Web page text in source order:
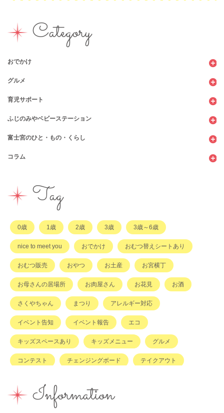
Category
おでかけ
観光
ショッピング
図書館
公園
遊び
習い事
グルメ
カフェ・レストラン
パン
スウィーツ
お弁当・お惣菜
育児サポート
子育てサロン
支援センター
幼稚園・保育園・こども園
ふじのみやベビーステーション
コンビニ
公共施設
富士宮のひと・もの・くらし
行政サービス
ひと
その他
コラム
子育てコラムTag
0歳 1歳 2歳 3歳 3歳～6歳
nice to meet you おでかけ おむつ替えシートあり
おむつ販売 おやつ お土産 お宮横丁
お母さんの居場所 お肉屋さん お花見 お酒
さくやちゃん まつり アレルギー対応
イベント告知 イベント報告 エコ
キッズスペースあり キッズメニュー グルメ
コンテスト チェンジングボード テイクアウト
バーベキュー ベビーカーOK
Information